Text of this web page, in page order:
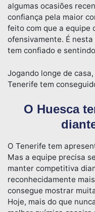
algumas ocasiões
confiança pela maior
feito com que a equipe
ofensivamente. É
tem confiado e
Jogando longe de
Tenerife tem
O Huesca
O Tenerife tem
Mas a equipe precisa
manter competitiva
reconhecidamente
consegue mostrar
Hoje, mais do que